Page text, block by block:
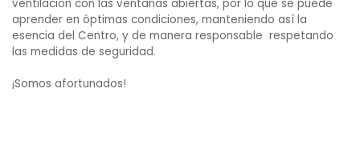
ventilación con las ventanas abiertas, por lo que se puede
aprender en óptimas condiciones, manteniendo así la
esencia del Centro, y de manera responsable respetando
las medidas de seguridad.
¡Somos afortunados!